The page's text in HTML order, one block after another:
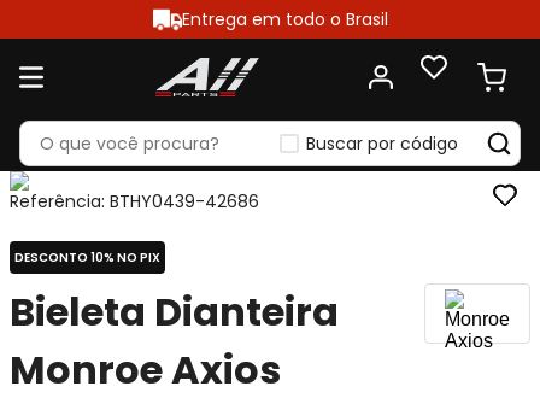
Entrega em todo o Brasil
Buscar por código
Referência: BTHY0439-42686
DESCONTO 10% NO PIX
Bieleta Dianteira
Monroe Axios